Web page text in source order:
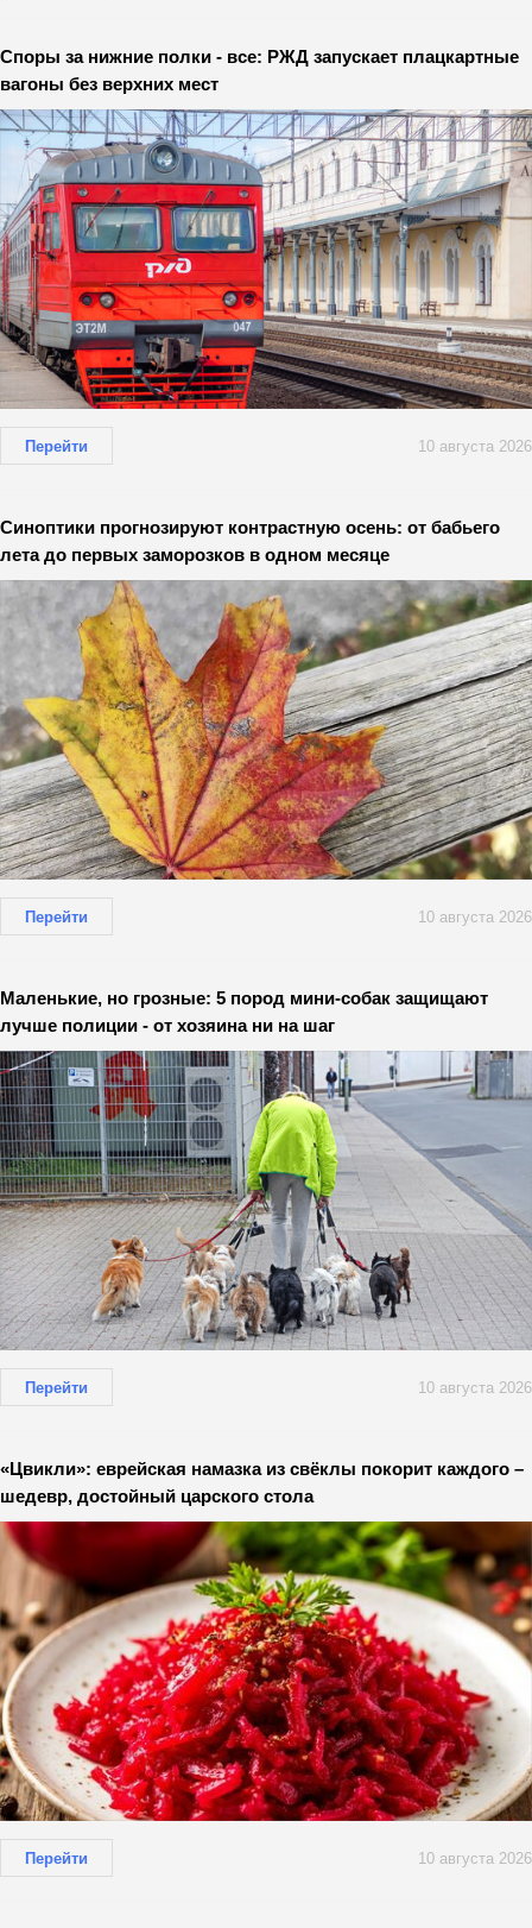
Споры за нижние полки - все: РЖД запускает плацкартные
вагоны без верхних мест
Перейти 10 августа 2026
Синоптики прогнозируют контрастную осень: от бабьего
лета до первых заморозков в одном месяце
Перейти 10 августа 2026
Маленькие, но грозные: 5 пород мини-собак защищают
лучше полиции - от хозяина ни на шаг
Перейти 10 августа 2026
«Цвикли»: еврейская намазка из свёклы покорит каждого –
шедевр, достойный царского стола
Перейти 10 августа 2026